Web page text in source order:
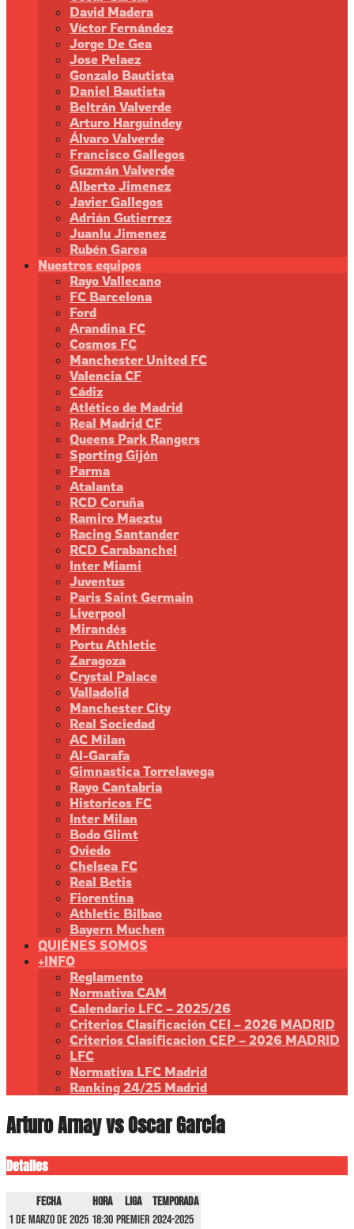
David Madera
Víctor Fernández
Jorge De Gea
Jose Pelaez
Gonzalo Bautista
Daniel Bautista
Beltrán Valverde
Arturo Harguindey
Álvaro Valverde
Francisco Gallegos
Guzmán Valverde
Alberto Jimenez
Javier Gallegos
Adrián Gutierrez
Juanlu Jimenez
Rubén Garea
Nuestros equipos
Rayo Vallecano
FC Barcelona
Ford
Arandina FC
Cosmos FC
Manchester United FC
Valencia CF
Cádiz
Atlético de Madrid
Real Madrid CF
Queens Park Rangers
Sporting Gijón
Parma
Atalanta
RCD Coruña
Ramiro Maeztu
Racing Santander
RCD Carabanchel
Inter Miami
Juventus
Paris Saint Germain
Liverpool
Mirandés
Portu Athletic
Zaragoza
Crystal Palace
Valladolid
Manchester City
Real Sociedad
AC Milan
Al-Garafa
Gimnastica Torrelavega
Rayo Cantabria
Historicos FC
Inter Milan
Bodo Glimt
Oviedo
Chelsea FC
Real Betis
Fiorentina
Athletic Bilbao
Bayern Muchen
QUIÉNES SOMOS
+INFO
Reglamento
Normativa CAM
Calendario LFC – 2025/26
Criterios Clasificación CEI – 2026 MADRID
Criterios Clasificacion CEP – 2026 MADRID
LFC
Normativa LFC Madrid
Ranking 24/25 Madrid
Arturo Arnay vs Oscar García
Detalles
Fecha Hora Liga
Temporada
1 de marzo de 2025 18:30 Premier 2024-2025